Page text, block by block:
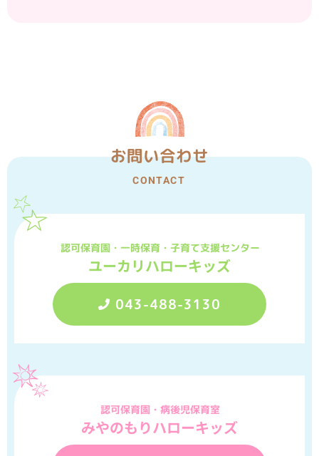
お問い合わせ
CONTACT
認可保育園・一時保育・子育て支援センター
ユーカリハローキッズ
043-488-3130
認可保育園・病後児保育室
みやのもりハローキッズ